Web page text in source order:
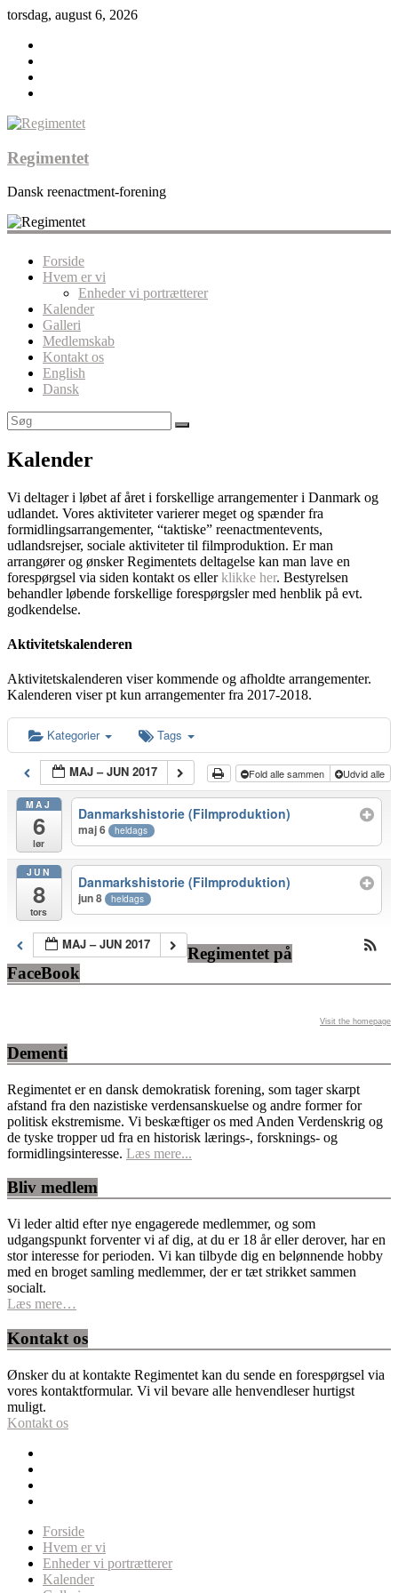
torsdag, august 6, 2026
Regimentet
Dansk reenactment-forening
Forside
Hvem er vi
Enheder vi portrætterer
Kalender
Galleri
Medlemskab
Kontakt os
English
Dansk
Kalender
Vi deltager i løbet af året i forskellige arrangementer i Danmark og
udlandet. Vores aktiviteter varierer meget og spænder fra
formidlingsarrangementer, “taktiske” reenactmentevents,
udlandsrejser, sociale aktiviteter til filmproduktion. Er man
arrangører og ønsker Regimentets deltagelse kan man lave en
forespørgsel via siden kontakt os ellerklikke her. Bestyrelsen
behandler løbende forskellige forespørgsler med henblik på evt.
godkendelse.
Aktivitetskalenderen
Aktivitetskalenderen viser kommende og afholdte arrangementer.
Kalenderen viser pt kun arrangementer fra 2017-2018.
Kategorier Tags
MAJ – JUN 2017 Fold alle sammen Udvid alle
MAJ
6
lør
Danmarkshistorie (Filmproduktion)
maj 6 heldags
JUN
8
tors
Danmarkshistorie (Filmproduktion)
jun 8 heldags
MAJ – JUN 2017
Regimentet på
FaceBook
Visit the homepage
Dementi
Regimentet er en dansk demokratisk forening, som tager skarpt
afstand fra den nazistiske verdensanskuelse og andre former for
politisk ekstremisme. Vi beskæftiger os med Anden Verdenskrig og
de tyske tropper ud fra en historisk lærings-, forsknings- og
formidlingsinteresse. Læs mere...
Bliv medlem
Vi leder altid efter nye engagerede medlemmer, og som
udgangspunkt forventer vi af dig, at du er 18 år eller derover, har en
stor interesse for perioden. Vi kan tilbyde dig en belønnende hobby
med en broget samling medlemmer, der er tæt strikket sammen
socialt.
Læs mere…
Kontakt os
Ønsker du at kontakte Regimentet kan du sende en forespørgsel via
vores kontaktformular. Vi vil bevare alle henvendleser hurtigst
muligt.
Kontakt os
Forside
Hvem er vi
Enheder vi portrætterer
Kalender